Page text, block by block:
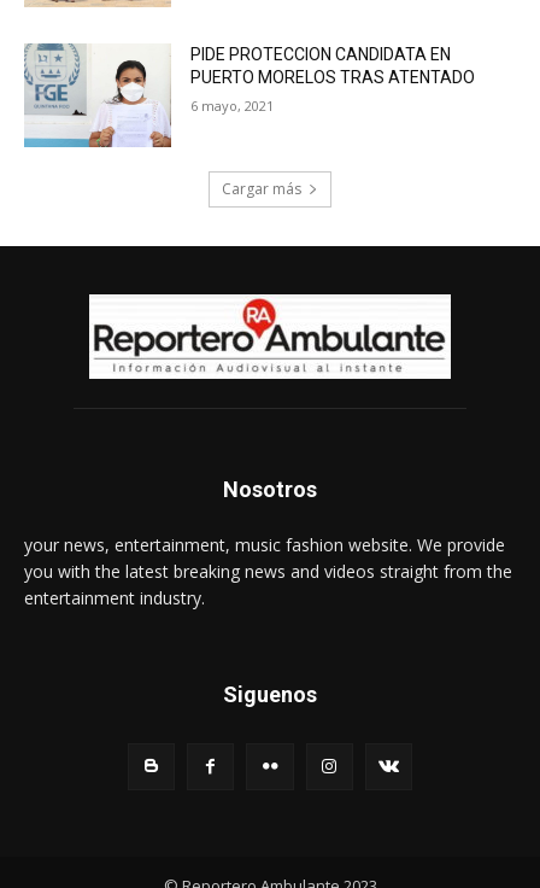
PIDE PROTECCION CANDIDATA EN
PUERTO MORELOS TRAS ATENTADO
6 mayo, 2021
Cargar más
Nosotros
your news, entertainment, music fashion website. We provide
you with the latest breaking news and videos straight from the
entertainment industry.
Siguenos